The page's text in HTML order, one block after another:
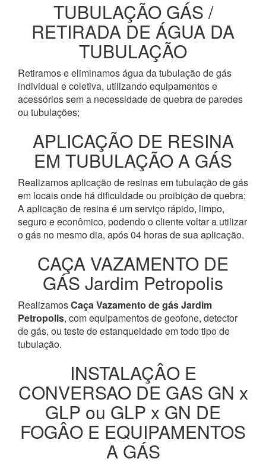
TUBULAÇÃO GÁS /
RETIRADA DE ÁGUA DA
TUBULAÇÃO
Retiramos e eliminamos água da tubulação de gás
individual e coletiva, utilizando equipamentos e
acessórios sem a necessidade de quebra de paredes
ou tubulações;
APLICAÇÃO DE RESINA
EM TUBULAÇÃO A GÁS
Realizamos aplicação de resinas em tubulação de gás
em locais onde há dificuldade ou proibição de quebra;
A aplicação de resina é um serviço rápido, limpo,
seguro e econômico, podendo o cliente voltar a utilizar
o gás no mesmo dia, após 04 horas de sua aplicação.
CAÇA VAZAMENTO DE
GÁS Jardim Petropolis
RealizamosCaça Vazamento de gás Jardim
Petropolis, com equipamentos de geofone, detector
de gás, ou teste de estanqueidade em todo tipo de
tubulação.
INSTALAÇÂO E
CONVERSAO DE GAS GN x
GLP ou GLP x GN DE
FOGÂO E EQUIPAMENTOS
A GÁS